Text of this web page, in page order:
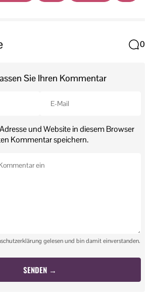
0
Sie Ihren Kommentar
und Website in diesem Browser
Kommentar speichern.
gelesen und bin damit einverstanden.